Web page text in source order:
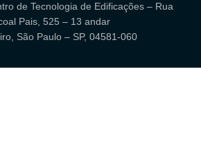
de Tecnologia de Edificações – Rua
Pais, 525 – 13 andar
São Paulo – SP, 04581-060